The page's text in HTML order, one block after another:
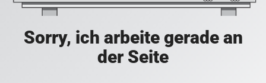
Sorry, ich arbeite gerade an
der Seite